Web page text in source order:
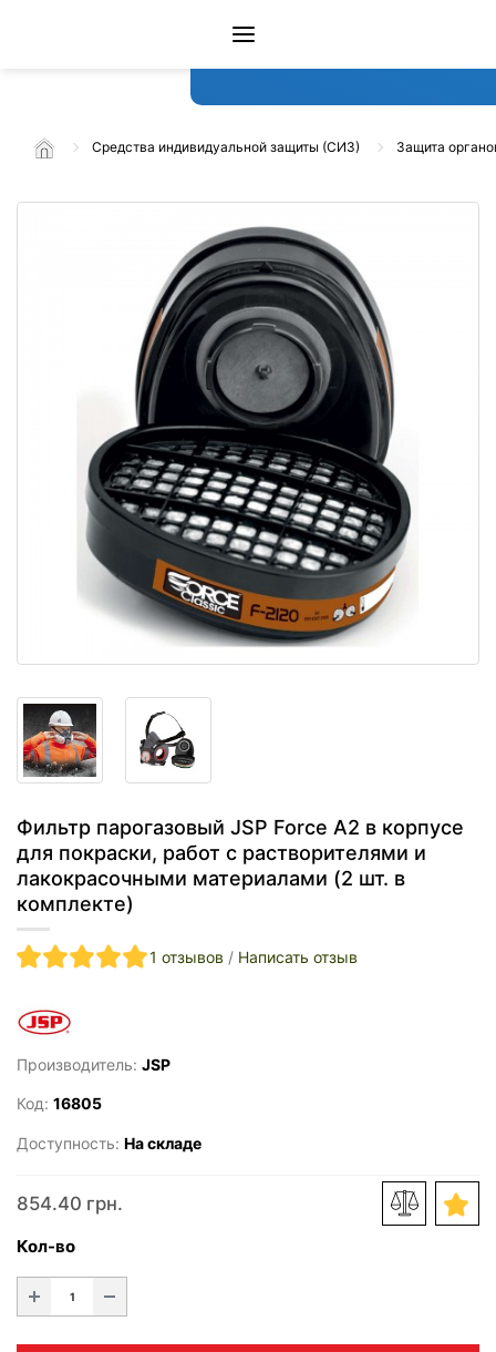
Средства индивидуальной защиты (СИЗ) Защита
Фильтр парогазовый JSP Force A2 в корпусе
для покраски, работ с растворителями и
лакокрасочными материалами (2 шт. в
комплекте)
1 отзывов / Написать отзыв
Производитель: JSP
Код: 16805
Доступность: На складе
854.40 грн.
Кол-во